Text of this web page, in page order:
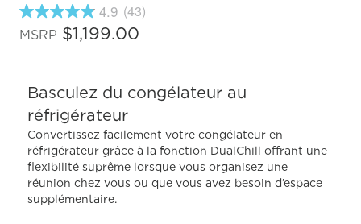
4.9
étoiles
sur
de
note
moyenne.
Read
43
Reviews.
Lien
vers
la
même
4.9 (43)
MSRP $1,199.00
Basculez du congélateur au
réfrigérateur
Convertissez facilement votre congélateur en
réfrigérateur grâce à la fonction DualChill offrant une
flexibilité suprême lorsque vous organisez une
réunion chez vous ou que vous avez besoin d’espace
supplémentaire.